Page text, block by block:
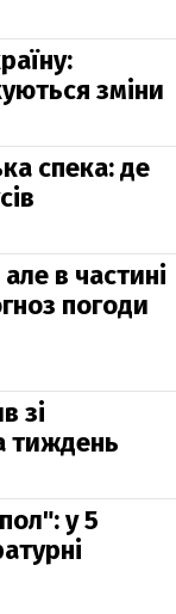
зміни
спека: де
в частині
погоди
зі
тиждень
у 5